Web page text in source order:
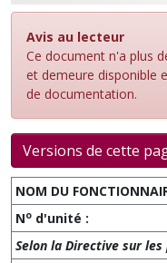
Avis au lecteur
Ce document n'a plus
et demeure disponible
de documentation.
Versions de cette
NOM DU
No d'unité :
Selon la Directive sur